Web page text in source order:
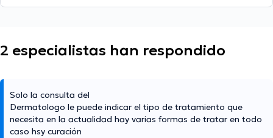
2 especialistas han respondido
Solo la consulta del
Dermatologo le puede indicar el tipo de tratamiento que
necesita en la actualidad hay varias formas de tratar en todo
caso hsy curación